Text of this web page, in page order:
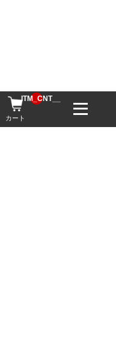
カート
__ITM_CNT__